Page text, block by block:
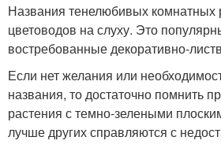
Названия тенелюбивых комнатных
цветоводов на слуху. Это
востребованные декоративно-
Если нет желания или
названия, то достаточно помнить
растения с темно-зелеными
лучше других справляются с